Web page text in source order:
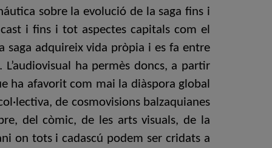
sobre la evolució de la saga fins i
i fins i tot aspectes capitals com el
saga adquireix vida pròpia i es fa entre
ha permès doncs, a partir
ha afavorit com mai la diàspora global
de cosmovisions balzaquianes
del còmic, de les arts visuals, de la
on tots i cadascú podem ser cridats a